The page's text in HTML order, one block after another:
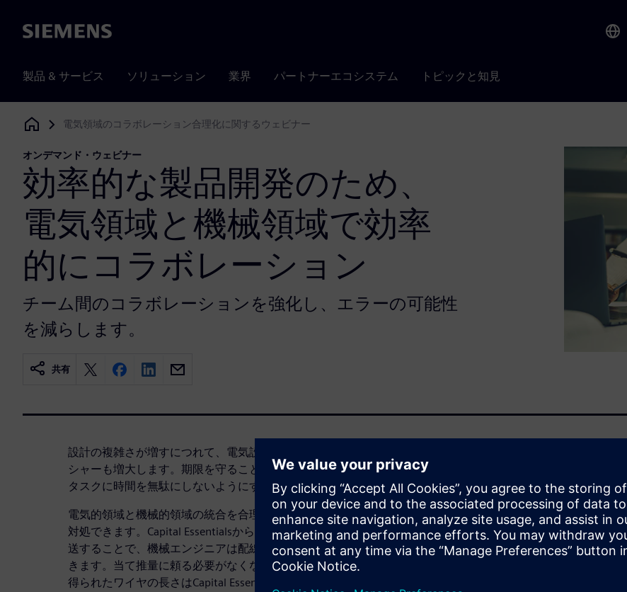
Siemens
製品 & サービス ソリューション 業界 パートナーエコシステム トピックと知見
Siemens Digital Industries Software
電気領域のコラボレーション合理化に関するウェビナー
オンデマンド・ウェビナー
効率的な製品開発のため、
電気領域と機械領域で効率
的にコラボレーション
チーム間のコラボレーションを強化し、エラーの可能性
を減らします。
共有
設計の複雑さが増すにつれて、電気設計と機械設計の両チームにかかるプレッ
シャーも増大します。期限を守ることが重要になり、エラーの修正や重複した
タスクに時間を無駄にしないようにすることが不可欠です。
電気的領域と機械的領域の統合を合理化することで、これらの課題に効果的に
対処できます。Capital EssentialsからNXのようなMCAD環境に配線データを転
送することで、機械エンジニアは配線設計に必要なすべての情報にアクセスで
きます。当て推量に頼る必要がなくなり、無駄な時間を省きます。結果として
得られたワイヤの長さはCapital Essentialsにフィードバックされ、より正確な